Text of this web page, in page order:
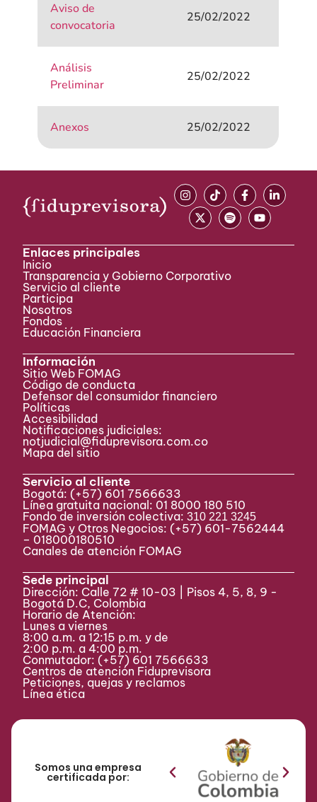
Aviso de
convocatoria
25/02/2022
Análisis
Preliminar
25/02/2022
Anexos 25/02/2022
Enlaces principales
Inicio
Transparencia y Gobierno Corporativo
Servicio al cliente
Participa ​
Nosotros
Fondos
Educación Financiera
Información
Sitio Web FOMAG
Código de conducta
Defensor del consumidor financiero
Políticas
Accesibilidad
Notificaciones judiciales:
notjudicial@fiduprevisora.com.co
Mapa del sitio
Servicio al cliente
Bogotá: (+57) 601 7566633
Línea gratuita nacional: 01 8000 180 510
Fondo de inversión colectiva:310 221 3245
FOMAG y Otros Negocios: (+57) 601-7562444
– 018000180510
Canales de atención FOMAG
Sede principal
Dirección: Calle 72 # 10-03 | Pisos 4, 5, 8, 9 -
Bogotá D.C, Colombia
Horario de Atención:
Lunes a viernes
8:00 a.m. a 12:15 p.m. y de
2:00 p.m. a 4:00 p.m.
Conmutador: (+57) 601 7566633
Centros de atención Fiduprevisora
Peticiones, quejas y reclamos
Línea ética
Somos una empresa
certificada por: